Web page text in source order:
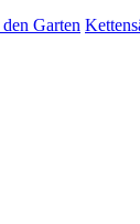
Garten